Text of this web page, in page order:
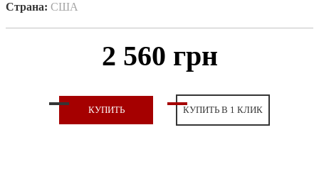
Страна: США
2 560 грн
КУПИТЬ КУПИТЬ В 1 КЛИК